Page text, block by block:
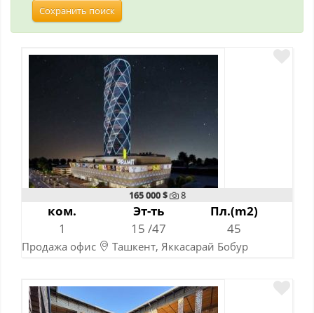
Сохранить поиск
165 000 $ 8
ком.
1
Эт-ть
15 /47
Пл.(m2)
45
Продажа офис Ташкент, Яккасарай Бобур